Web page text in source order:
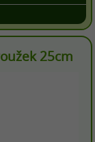
25cm